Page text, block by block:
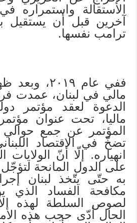
الاستقالة واستمراره
آخرين قبل أن يستقيل
ترامب نفسها.
ففي عام ٢٠١٩،
مالي في لبنان، عمدت
الدعوة لعقد مؤتمر
ماليا، تحت عنوان
تضخّ في الاقتصاد
انهياره. إلّا أنّ
على الدول المانحة
به حتّى يتّخذ لبنان
مكافحة الفساد الذي
لصوص السلطة لهذه
الحال أدّى حجب هذه